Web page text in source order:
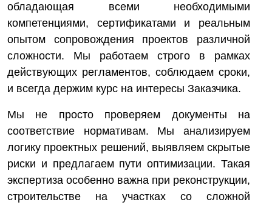
обладающая всеми необходимыми
компетенциями, сертификатами и реальным
опытом сопровождения проектов различной
сложности. Мы работаем строго в рамках
действующих регламентов, соблюдаем сроки,
и всегда держим курс на интересы Заказчика.
Мы не просто проверяем документы на
соответствие нормативам. Мы анализируем
логику проектных решений, выявляем скрытые
риски и предлагаем пути оптимизации. Такая
экспертиза особенно важна при реконструкции,
строительстве на участках со сложной